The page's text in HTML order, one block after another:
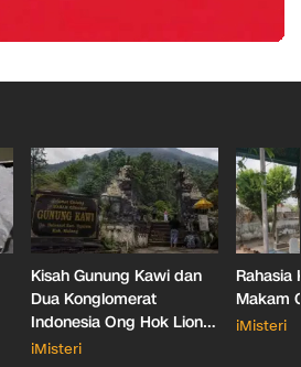
Kisah Gunung Kawi dan
Dua Konglomerat
Indonesia Ong Hok Liong
hingga Liem Sioe Liong
iMisteri
Rahasia
Makam
iMisteri